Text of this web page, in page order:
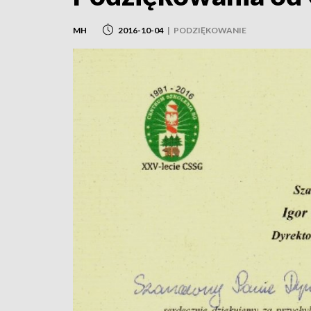
MH 2016-10-04 | PODZIĘKOWANIE